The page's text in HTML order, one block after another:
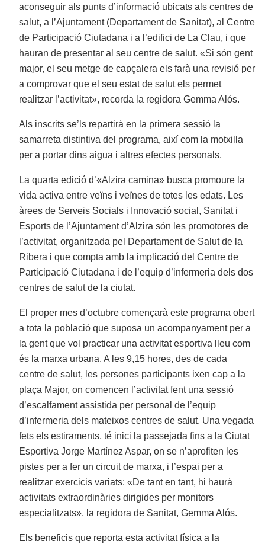
aconseguir als punts d’informació ubicats als centres de
salut, a l’Ajuntament (Departament de Sanitat), al Centre
de Participació Ciutadana i a l’edifici de La Clau, i que
hauran de presentar al seu centre de salut. «Si són gent
major, el seu metge de capçalera els farà una revisió per
a comprovar que el seu estat de salut els permet
realitzar l’activitat», recorda la regidora Gemma Alós.
Als inscrits se’ls repartirà en la primera sessió la
samarreta distintiva del programa, així com la motxilla
per a portar dins aigua i altres efectes personals.
La quarta edició d’«Alzira camina» busca promoure la
vida activa entre veïns i veïnes de totes les edats. Les
àrees de Serveis Socials i Innovació social, Sanitat i
Esports de l’Ajuntament d’Alzira són les promotores de
l’activitat, organitzada pel Departament de Salut de la
Ribera i que compta amb la implicació del Centre de
Participació Ciutadana i de l’equip d’infermeria dels dos
centres de salut de la ciutat.
El proper mes d’octubre començarà este programa obert
a tota la població que suposa un acompanyament per a
la gent que vol practicar una activitat esportiva lleu com
és la marxa urbana. A les 9,15 hores, des de cada
centre de salut, les persones participants ixen cap a la
plaça Major, on comencen l’activitat fent una sessió
d’escalfament assistida per personal de l’equip
d’infermeria dels mateixos centres de salut. Una vegada
fets els estiraments, té inici la passejada fins a la Ciutat
Esportiva Jorge Martínez Aspar, on se n’aprofiten les
pistes per a fer un circuit de marxa, i l’espai per a
realitzar exercicis variats: «De tant en tant, hi haurà
activitats extraordinàries dirigides per monitors
especialitzats», la regidora de Sanitat, Gemma Alós.
Els beneficis que reporta esta activitat física a la